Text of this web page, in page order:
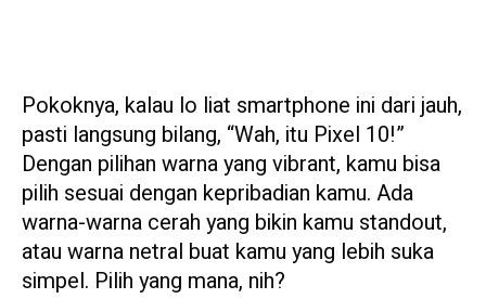
Pokoknya, kalau lo liat smartphone ini dari jauh,
pasti langsung bilang, “Wah, itu Pixel 10!”
Dengan pilihan warna yang vibrant, kamu bisa
pilih sesuai dengan kepribadian kamu. Ada
warna-warna cerah yang bikin kamu standout,
atau warna netral buat kamu yang lebih suka
simpel. Pilih yang mana, nih?